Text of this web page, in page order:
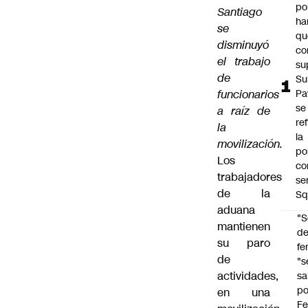
Santiago
se
disminuyó
el trabajo
de
funcionarios
a raíz de
la
movilización.
Los
trabajadores
de la
aduana
mantienen
su paro
de
actividades,
en una
se
la